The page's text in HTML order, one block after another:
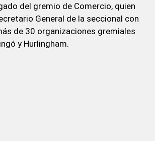
del gremio de Comercio, quien
General de la seccional con
de 30 organizaciones gremiales
y Hurlingham.